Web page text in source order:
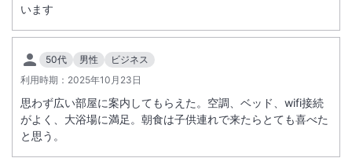
います
50代 男性
ビジネス
利用時期： 2025年10月23日
思わず広い部屋に案内してもらえた。空調、ベッド、wifi接続
がよく、大浴場に満足。朝食は子供連れで来たらとても喜べた
と思う。